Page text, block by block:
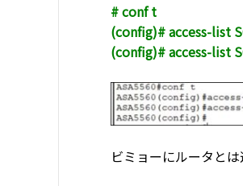
# conf t
(config)# access-list
(config)# access-list
ビミョーにルータと